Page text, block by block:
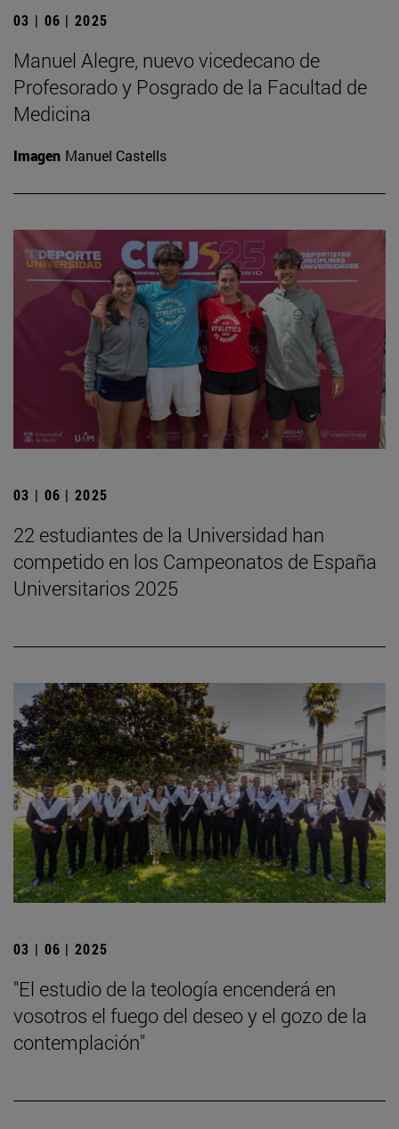
03 | 06 | 2025
Manuel Alegre, nuevo vicedecano de
Profesorado y Posgrado de la Facultad de
Medicina
Imagen Manuel Castells
03 | 06 | 2025
22 estudiantes de la Universidad han
competido en los Campeonatos de España
Universitarios 2025
03 | 06 | 2025
"El estudio de la teología encenderá en
vosotros el fuego del deseo y el gozo de la
contemplación"